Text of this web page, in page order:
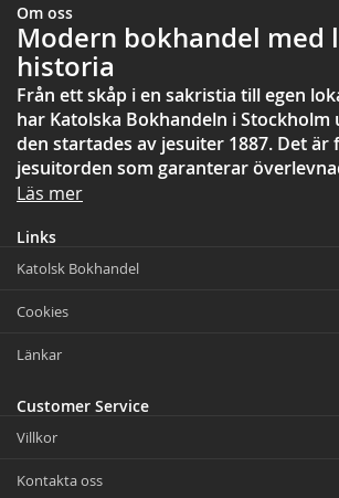
Om oss
Modern bokhandel med
historia
Från ett skåp i en sakristia till egen
har Katolska Bokhandeln i Stockholm
den startades av jesuiter 1887. Det
jesuitorden som garanterar
Läs mer
Links
Katolsk Bokhandel
Cookies
Länkar
Customer Service
Villkor
Kontakta oss